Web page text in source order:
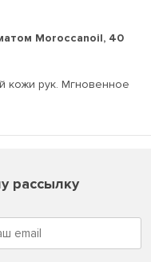
Moroccanoil, 40
кожи рук. Мгновенное
рассылку